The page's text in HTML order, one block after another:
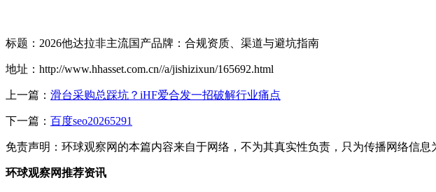
标题：2026他达拉非主流国产品牌：合规资质、渠道与避坑指南
地址：http://www.hhasset.com.cn//a/jishizixun/165692.html
上一篇： 滑台采购总踩坑？iHF爱合发一招破解行业痛点
下一篇： 百度seo20265291
免责声明：环球观察网的本篇内容来自于网络，不为其真实性负责，只为传播网络信
环球观察网推荐资讯